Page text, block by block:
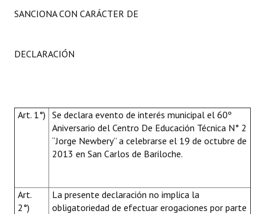
SANCIONA CON CARÁCTER DE
DECLARACIÓN
Art. 1°) Se declara evento de interés municipal el 60º
Aniversario del Centro De Educación Técnica N° 2
“Jorge Newbery” a celebrarse el 19 de octubre de
2013 en San Carlos de Bariloche.
Art.
2°)
La presente declaración no implica la
obligatoriedad de efectuar erogaciones por parte